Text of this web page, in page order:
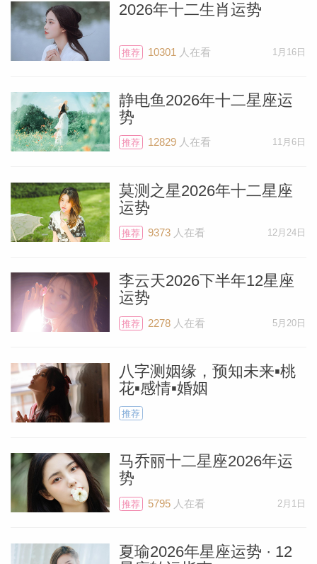
2026年十二生肖运势
推荐 10301 人在看 1月16日
静电鱼2026年十二星座运
势
推荐 12829人在看 11月6日
莫测之星2026年十二星座
运势
推荐 9373人在看 12月24日
李云天2026下半年12星座
运势
推荐 2278人在看 5月20日
八字测姻缘，预知未来▪桃
花▪感情▪婚姻
推荐
马乔丽十二星座2026年运
势
推荐 5795人在看 2月1日
夏瑜2026年星座运势 · 12